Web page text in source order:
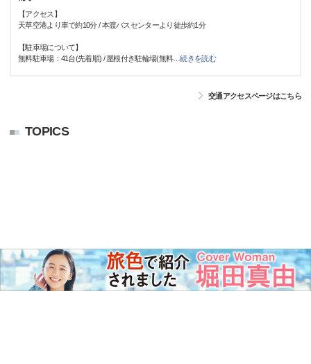
【アクセス】
天草空港より車で約10分 / 本渡バスセンターより徒歩約1分
【駐車場について】
無料駐車場：41台(先着順) / 屋根付き駐輪場(無料…続きを読む
交通アクセスページはこちら
TOPICS